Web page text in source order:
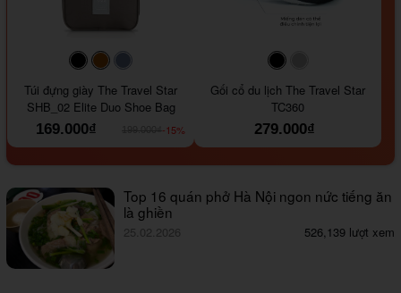
#000000#964B00
Túi đựng giày The Travel Star
SHB_02 Elite Duo Shoe Bag
169.000₫
-15%
#000000
Gối cổ du lịch The Travel Star
TC360
279.000₫
Top 16 quán phở Hà Nội ngon nức tiếng ăn
là ghiền
25.02.2026 526,139 lượt xem